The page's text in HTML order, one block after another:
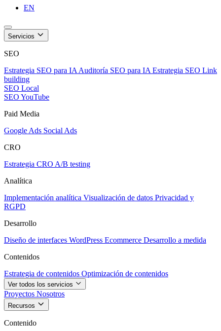
EN
Servicios
SEO
Estrategia SEO para IA Auditoría SEO para IA Estrategia SEO Link
building
SEO Local
SEO YouTube
Paid Media
Google Ads Social Ads
CRO
Estrategia CRO A/B testing
Analítica
Implementación analítica Visualización de datos Privacidad y
RGPD
Desarrollo
Diseño de interfaces WordPress Ecommerce Desarrollo a medida
Contenidos
Estrategia de contenidos Optimización de contenidos
Ver todos los servicios
Proyectos Nosotros
Recursos
Contenido